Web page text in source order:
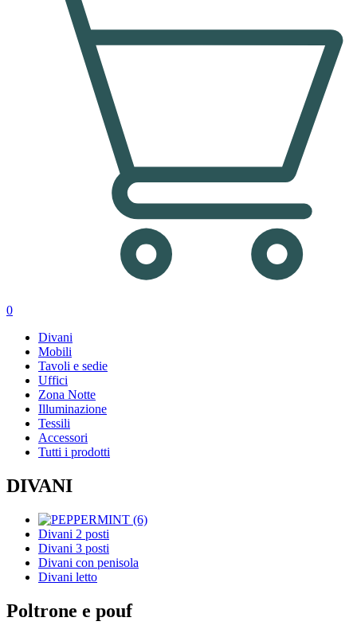
0
Divani
Mobili
Tavoli e sedie
Uffici
Zona Notte
Illuminazione
Tessili
Accessori
Tutti i prodotti
DIVANI
Divani 2 posti
Divani 3 posti
Divani con penisola
Divani letto
Poltrone e pouf